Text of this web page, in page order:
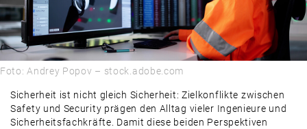
PRODUKTE & MÄRKTE
AUSBLICK
Foto: Andrey Popov – stock.adobe.com
Sicherheit ist nicht gleich Sicherheit: Zielkonflikte zwischen
Safety und Security prägen den Alltag vieler Ingenieure und
Sicherheitsfachkräfte. Damit diese beiden Perspektiven